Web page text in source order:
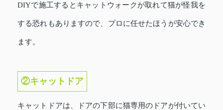
DIYで施工するとキャットウォークが取れて猫が怪我を
する恐れもありますので、プロに任せたほうが安心でき
ます。
②キャットドア
キャットドアは、ドアの下部に猫専用のドアが付いてい